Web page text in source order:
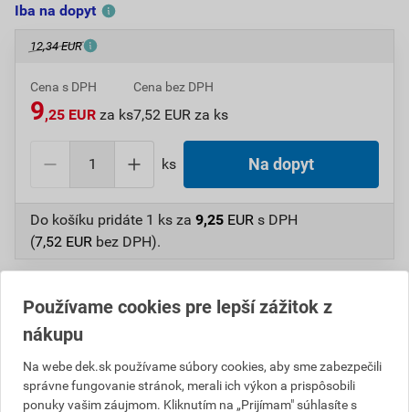
Iba na dopyt
12,34 EUR
Cena s DPH
9,25 EUR za ks
Cena bez DPH
7,52 EUR za ks
ks Na dopyt
Do košíku pridáte 1 ks za 9,25 EUR s DPH
(7,52 EUR bez DPH).
VýrobcaRÖBEN
Popis
Používame cookies pre lepší zážitok z
nákupu
Na webe dek.sk používame súbory cookies, aby sme zabezpečili
správne fungovanie stránok, merali ich výkon a prispôsobili
ponuky vašim záujmom. Kliknutím na „Prijímam" súhlasíte s